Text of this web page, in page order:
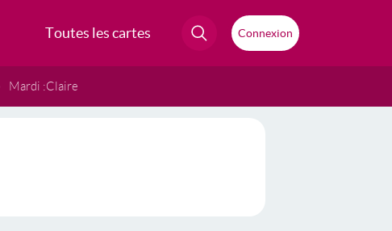
Toutes les cartes Connexion
Mardi :Claire